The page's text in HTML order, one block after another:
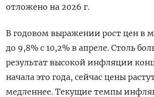
отложено на 2026 г.
В годовом выражении рост цен в
до 9,8% с 10,2% в апреле. Столь
результат высокой инфляции
начала это года, сейчас цены
медленнее. Текущие темпы